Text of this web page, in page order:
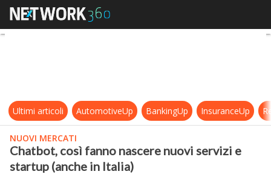
Chatbot, così fanno nascere
Ultimi articoli AutomotiveUp BankingUp InsuranceUp
NUOVI MERCATI
Chatbot, così fanno nascere nuovi servizi e
startup (anche in Italia)